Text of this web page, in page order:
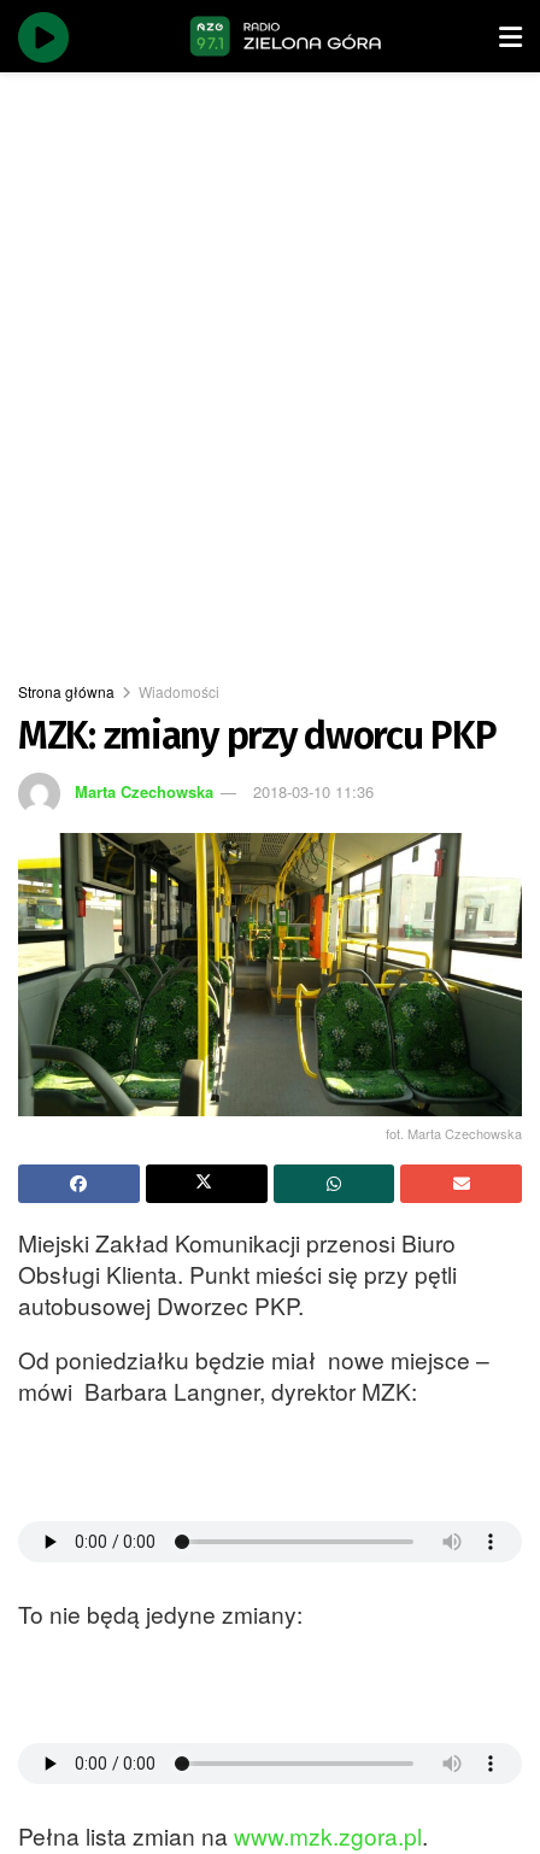
Strona główna Wiadomości
MZK: zmiany przy dworcu PKP
Marta Czechowska 2018-03-10 11:36
fot. Marta Czechowska
Miejski Zakład Komunikacji przenosi Biuro
Obsługi Klienta. Punkt mieści się przy pętli
autobusowej Dworzec PKP.
Od poniedziałku będzie miał nowe miejsce –
mówi Barbara Langner, dyrektor MZK:
To nie będą jedyne zmiany:
Pełna lista zmian nawww.mzk.zgora.pl.